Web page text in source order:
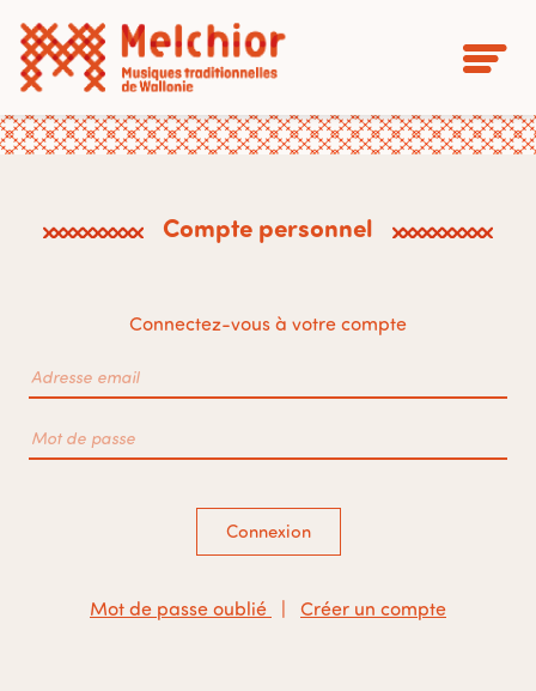
Compte personnel
Connectez-vous à votre compte
Connexion
Mot de passe oublié Créer un compte